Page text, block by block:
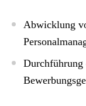
Abwicklung
Durchführung